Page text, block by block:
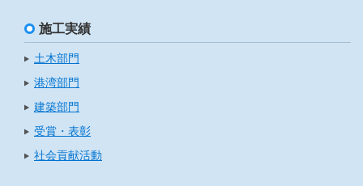
施工実績
土木部門
港湾部門
建築部門
受賞・表彰
社会貢献活動